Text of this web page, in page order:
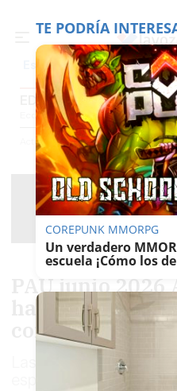
Es noticia Precio luz
EDUCACIÓN
EconomíaSociedadInternacional
Actualidad Educación
PAU junio 2026
ha sido el
consúltalo al
Las pruebas de este 3
específica de los
TE PODRÍA
COREPUNK MMORPG
Un verdadero
escuela ¡Cómo los